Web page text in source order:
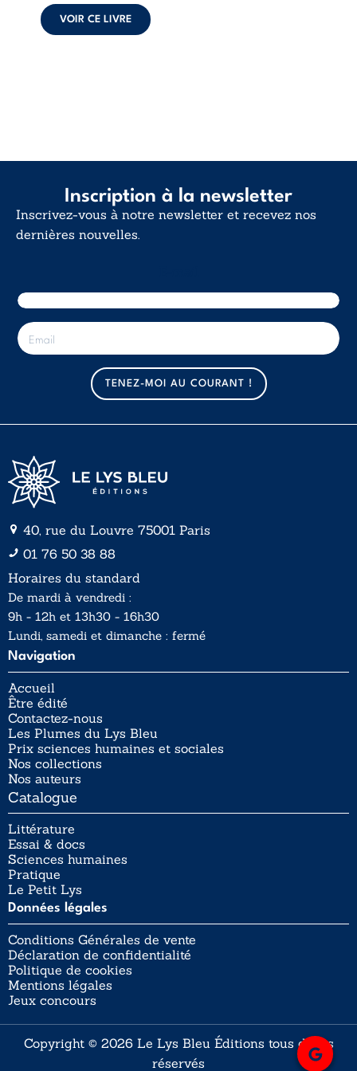
déclaration
d’existence pour ...
VOIR CE LIVRE
Inscription à la newsletter
Inscrivez-vous à notre newsletter et recevez nos
dernières nouvelles.
E
-
m
TENEZ-MOI AU COURANT !
40, rue du Louvre 75001 Paris
01 76 50 38 88
Horaires du standard
De mardi à vendredi :
9h - 12h et 13h30 - 16h30
Lundi, samedi et dimanche : fermé
Navigation
Accueil
Être édité
Contactez-nous
Les Plumes du Lys Bleu
Prix sciences humaines et sociales
Nos collections
Nos auteurs
Catalogue
Littérature
Essai & docs
Sciences humaines
Pratique
Le Petit Lys
Données légales
Conditions Générales de vente
Déclaration de confidentialité
Politique de cookies
Mentions légales
Jeux concours
Copyright © 2026 Le Lys Bleu Éditions tous droits
réservés